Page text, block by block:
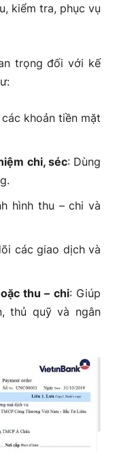
kiểm tra, phục vụ
trọng đối với kế
các khoản tiền mặt
chi, séc: Dùng
hình thu – chi và
các giao dịch và
thu – chi: Giúp
thủ quỹ và ngân